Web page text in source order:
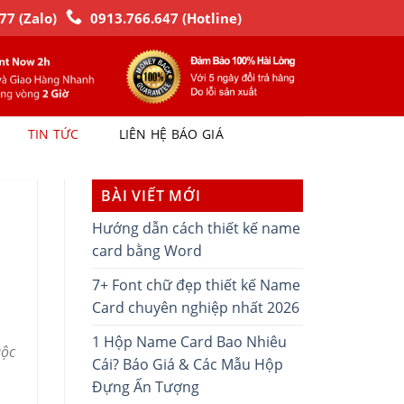
(Zalo) 0913.766.647 (Hotline)
TIN TỨC LIÊN HỆ BÁO GIÁ
BÀI VIẾT MỚI
Hướng dẫn cách thiết kế name
card bằng Word
7+ Font chữ đẹp thiết kế Name
Card chuyên nghiệp nhất 2026
1 Hộp Name Card Bao Nhiêu
Cái? Báo Giá & Các Mẫu Hộp
Đựng Ấn Tượng